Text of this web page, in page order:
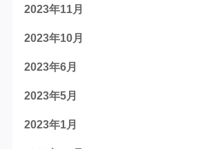
2023年11月
2023年10月
2023年6月
2023年5月
2023年1月